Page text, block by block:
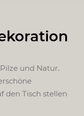
und Natur.
den Tisch stellen